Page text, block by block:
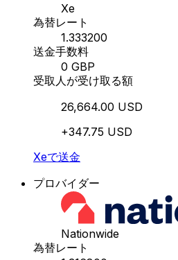
Xe
為替レート
1.333200
送金手数料
0 GBP
受取人が受け取る額
26,664.00 USD
+347.75 USD
Xeで送金
プロバイダー
Nationwide
為替レート